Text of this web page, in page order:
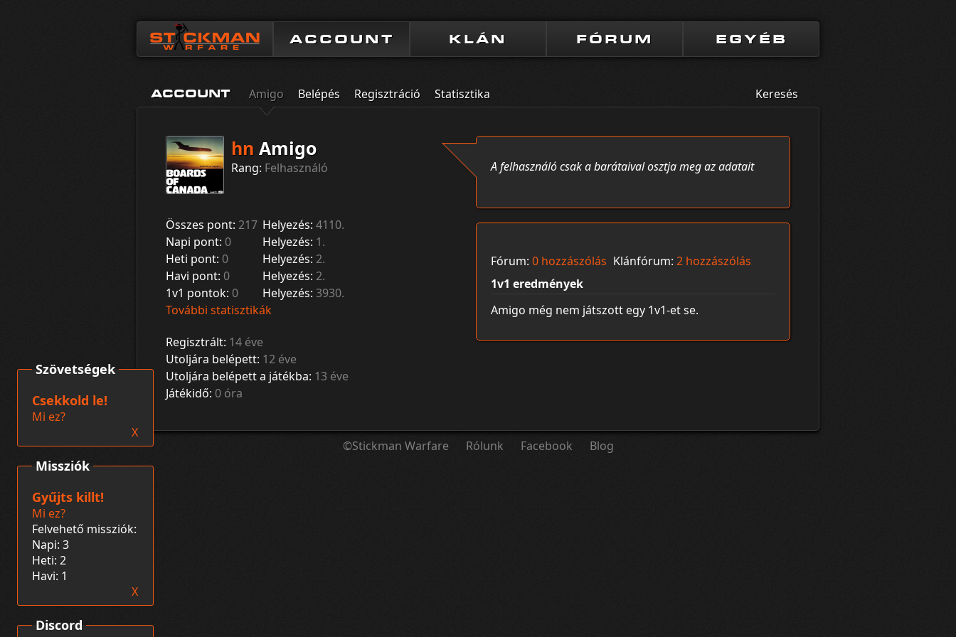
ACCOUNT KLÁN FÓRUM EGYÉB
ACCOUNT Amigo Belépés Regisztráció Statisztika Keresés
hn Amigo
Rang: Felhasználó
Összes pont: 217 Helyezés: 4110.
Napi pont: 0 Helyezés: 1.
Heti pont: 0 Helyezés: 2.
Havi pont: 0 Helyezés: 2.
1v1 pontok: 0 Helyezés: 3930.
További statisztikák
Regisztrált: 14 éve
Utoljára belépett: 12 éve
Utoljára belépett a játékba: 13 éve
Játékidő: 0 óra
A felhasználó csak a barátaival osztja meg az adatait
Fórum: 0 hozzászólás Klánfórum: 2 hozzászólás
1v1 eredmények
Amigo még nem játszott egy 1v1-et se.
©Stickman Warfare Rólunk Facebook Blog
Discord
Missziók
Gyűjts killt!
Mi ez?
Felvehető missziók:
Napi: 3
Heti: 2
Havi: 1
X
Szövetségek
Csekkold le!
Mi ez?
X